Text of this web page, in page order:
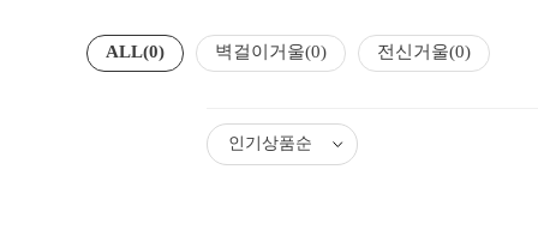
ALL(0) 벽걸이거울(0) 전신거울(0)